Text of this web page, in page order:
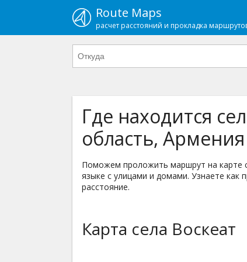
Route Maps
расчет расстояний и прокладка
Где находится
область, Армения
Поможем проложить маршрут на карте
языке с улицами и домами. Узнаете как
расстояние.
Карта села Воскеат